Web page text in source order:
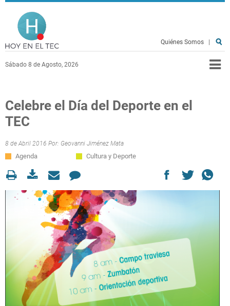
Pasar al contenido principal
Sábado 8 de Agosto, 2026
Quiénes Somos
Celebre el Día del Deporte en el
TEC
8 de Abril 2016 Por: Geovanni Jiménez Mata
Agenda Cultura y Deporte